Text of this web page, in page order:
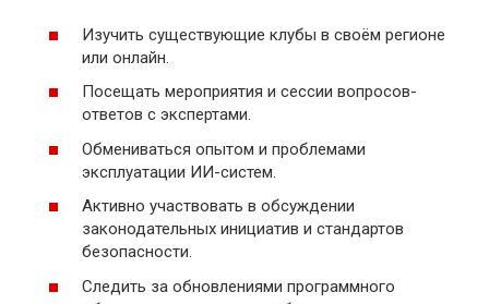
Изучить существующие клубы в своём регионе
или онлайн.
Посещать мероприятия и сессии вопросов-
ответов с экспертами.
Обмениваться опытом и проблемами
эксплуатации ИИ-систем.
Активно участвовать в обсуждении
законодательных инициатив и стандартов
безопасности.
Следить за обновлениями программного